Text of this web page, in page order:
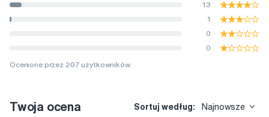
13
1
0
0
Ocenione przez 207 użytkowników.
Twoja ocena Sortuj według: Najnowsze